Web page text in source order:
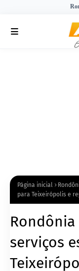
Página inicial
para Teixeirópolis e
Rondônia
serviços